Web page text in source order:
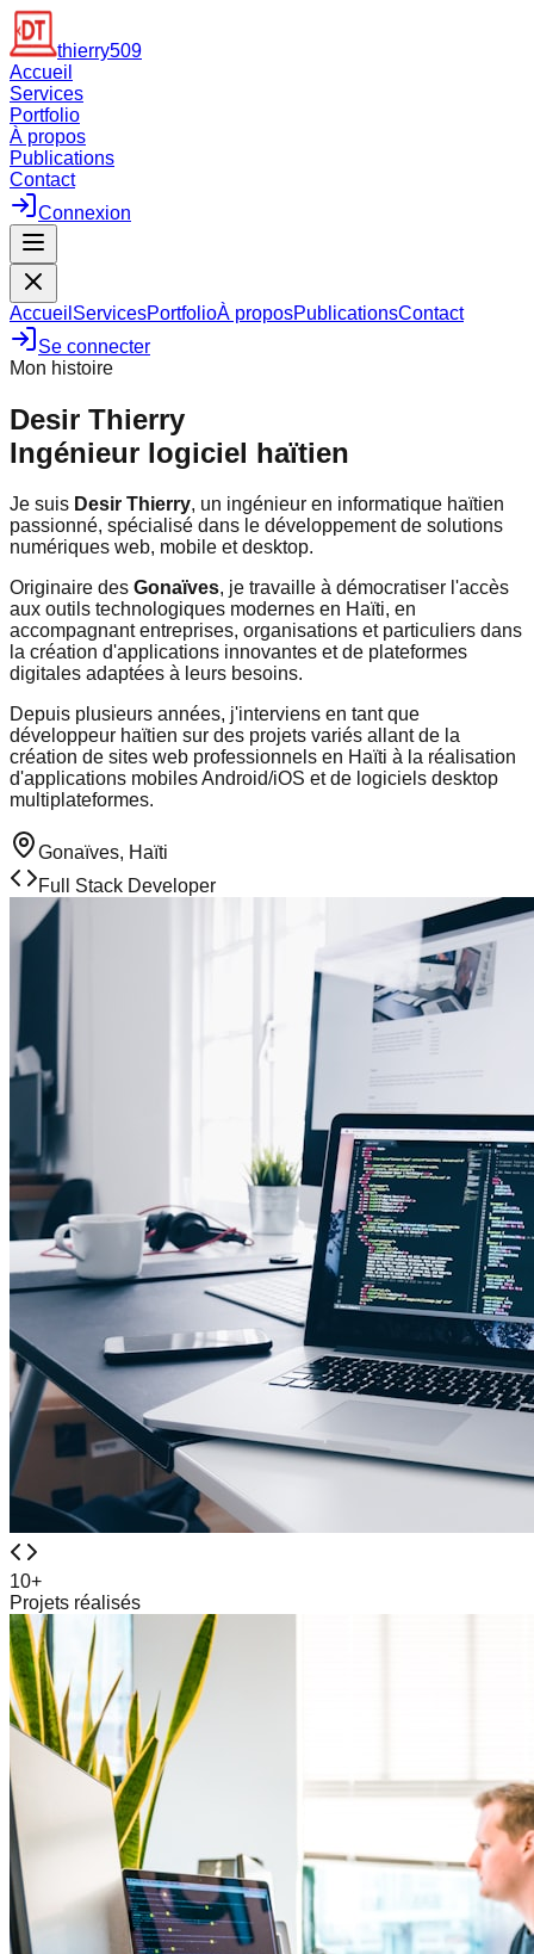
thierry509
Accueil
Services
Portfolio
À propos
Publications
Contact
Connexion
Accueil ServicesPortfolioÀ proposPublicationsContact
Se connecter
Mon histoire
Desir Thierry
Ingénieur logiciel haïtien
Je suis Desir Thierry, un ingénieur en informatique haïtien
passionné, spécialisé dans le développement de solutions
numériques web, mobile et desktop.
Originaire des Gonaïves, je travaille à démocratiser l'accès
aux outils technologiques modernes en Haïti, en
accompagnant entreprises, organisations et particuliers dans
la création d'applications innovantes et de plateformes
digitales adaptées à leurs besoins.
Depuis plusieurs années, j'interviens en tant que
développeur haïtien sur des projets variés allant de la
création de sites web professionnels en Haïti à la réalisation
d'applications mobiles Android/iOS et de logiciels desktop
multiplateformes.
Gonaïves, Haïti
Full Stack Developer
10+
Projets réalisés